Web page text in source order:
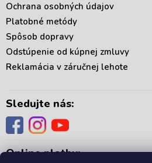
Ochrana osobných údajov
Platobné metódy
Spôsob dopravy
Odstúpenie od kúpnej zmluvy
Reklamácia v záručnej lehote
Sledujte nás:
Online platby: